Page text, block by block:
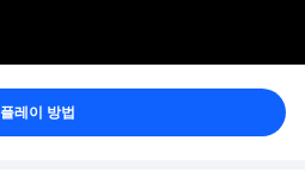
플레이 방법